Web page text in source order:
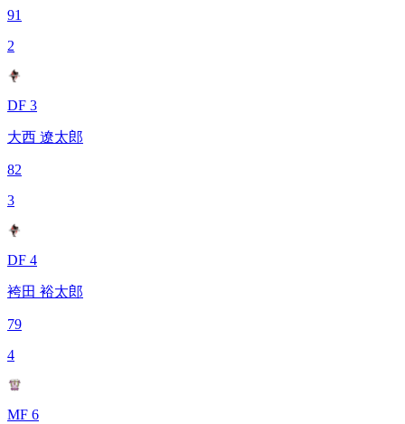
91
2
DF 3
大西 遼太郎
82
3
DF 4
袴田 裕太郎
79
4
MF 6